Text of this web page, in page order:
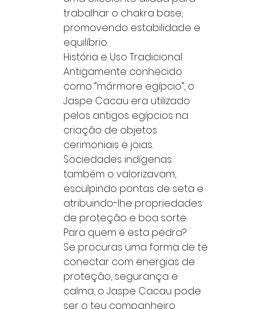
trabalhar o chakra base,
promovendo estabilidade e
equilíbrio.
História e Uso Tradicional:
Antigamente conhecido
como “mármore egípcio”, o
Jaspe Cacau era utilizado
pelos antigos egípcios na
criação de objetos
cerimoniais e joias.
Sociedades indígenas
também o valorizavam,
esculpindo pontas de seta e
atribuindo-lhe propriedades
de proteção e boa sorte.
Para quem é esta pedra?
Se procuras uma forma de te
conectar com energias de
proteção, segurança e
calma, o Jaspe Cacau pode
ser o teu companheiro